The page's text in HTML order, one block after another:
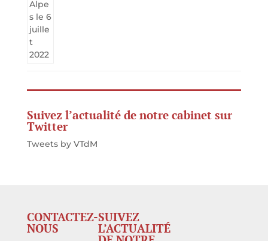
Suivez l’actualité de notre cabinet sur
Twitter
Tweets by VTdM
CONTACTEZ-
NOUS
SUIVEZ
L’ACTUALITÉ